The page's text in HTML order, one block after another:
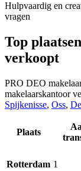
Hulpvaardig en
vragen
Top
verkoopt
PRO DEO
makelaarskantoor
Spijkenisse, Oss,
Plaats
Rotterdam 1